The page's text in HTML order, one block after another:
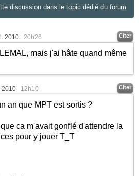
discussion dans le topic dédié du forum
2010 20h26 Citer
mais j'ai hâte quand même
2010 12h10 Citer
an que MPT est sortis ?
ca m'avait gonflé d'attendre la
pour y jouer T_T